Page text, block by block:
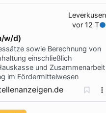
Leverkusen
vor 12 T
w/d)
sowie Berechnung von
einschließlich
und Zusammenarbeit
im Fördermittelwesen